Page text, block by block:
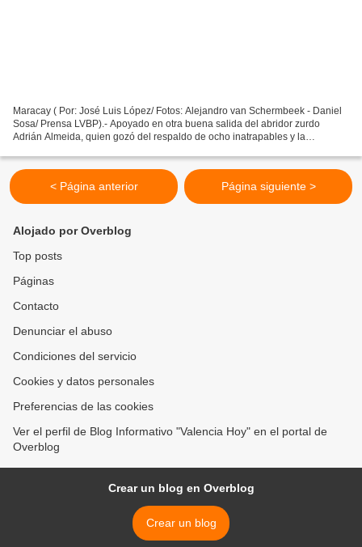
Maracay ( Por: José Luis López/ Fotos: Alejandro van Schermbeek - Daniel
Sosa/ Prensa LVBP).- Apoyado en otra buena salida del abridor zurdo
Adrián Almeida, quien gozó del respaldo de ocho inatrapables y la
< Página anterior Página siguiente >
Alojado por Overblog
Top posts
Páginas
Contacto
Denunciar el abuso
Condiciones del servicio
Cookies y datos personales
Preferencias de las cookies
Ver el perfil de Blog Informativo "Valencia Hoy" en el portal de
Overblog
Crear un blog en Overblog
Crear un blog